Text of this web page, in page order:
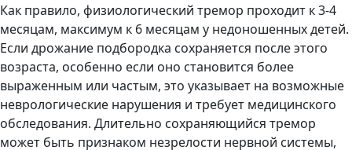
Как правило, физиологический тремор проходит к 3-4
месяцам, максимум к 6 месяцам у недоношенных детей.
Если дрожание подбородка сохраняется после этого
возраста, особенно если оно становится более
выраженным или частым, это указывает на возможные
неврологические нарушения и требует медицинского
обследования. Длительно сохраняющийся тремор
может быть признаком незрелости нервной системы,